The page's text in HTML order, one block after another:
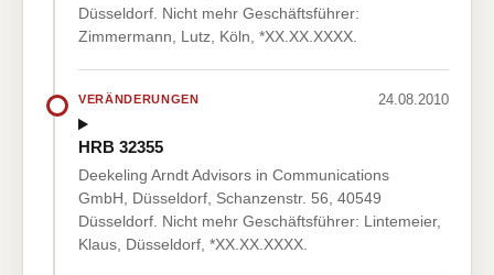
Düsseldorf. Nicht mehr Geschäftsführer:
Zimmermann, Lutz, Köln, *XX.XX.XXXX.
VERÄNDERUNGEN 24.08.2010
HRB 32355
Deekeling Arndt Advisors in Communications
GmbH, Düsseldorf, Schanzenstr. 56, 40549
Düsseldorf. Nicht mehr Geschäftsführer: Lintemeier,
Klaus, Düsseldorf, *XX.XX.XXXX.